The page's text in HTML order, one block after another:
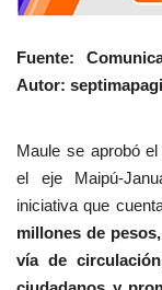
Fuente:
Autor:
En sesión
Maule se aprobó
el eje Maipú-
iniciativa que
millones de
vía de